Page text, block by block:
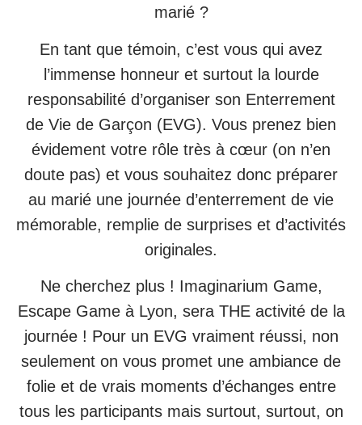
marié ?
En tant que témoin, c’est vous qui avez
l’immense honneur et surtout la lourde
responsabilité d’organiser son Enterrement
de Vie de Garçon (EVG). Vous prenez bien
évidement votre rôle très à cœur (on n’en
doute pas) et vous souhaitez donc préparer
au marié une journée d’enterrement de vie
mémorable, remplie de surprises et d’activités
originales.
Ne cherchez plus ! Imaginarium Game,
Escape Game à Lyon, sera THE activité de la
journée ! Pour un EVG vraiment réussi, non
seulement on vous promet une ambiance de
folie et de vrais moments d’échanges entre
tous les participants mais surtout, surtout, on